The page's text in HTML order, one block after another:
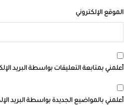
الموقع الإلكتروني
أعلمني بمتابعة التعليقات بواسطة البريد
أعلمني بالمواضيع الجديدة بواسطة البريد